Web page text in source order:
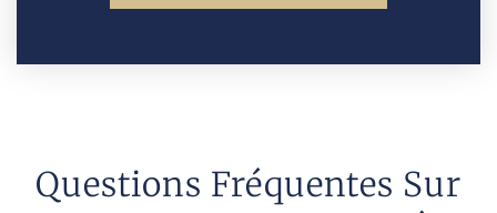
Questions Fréquentes Sur